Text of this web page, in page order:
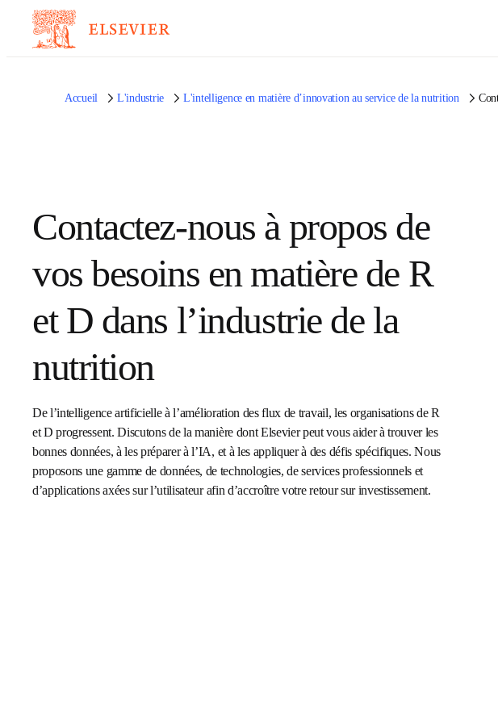
Accueil L'industrie L'intelligence en matière d’innovation au service de la nutrition
Contactez-nous à
propos de vos besoins
en matière de R et D
dans l’industrie de la
nutrition
De l’intelligence artificielle à l’amélioration des flux de travail, les
organisations de R et D progressent. Discutons de la manière dont Elsevier
peut vous aider à trouver les bonnes données, à les préparer à l’IA, et à les